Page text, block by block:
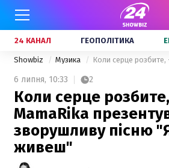
24 КАНАЛ ГЕОПОЛІТИКА
Showbiz Музика
6 липня, 10:33 2
Коли серце
MamaRika
зворушливу пісню
живеш"